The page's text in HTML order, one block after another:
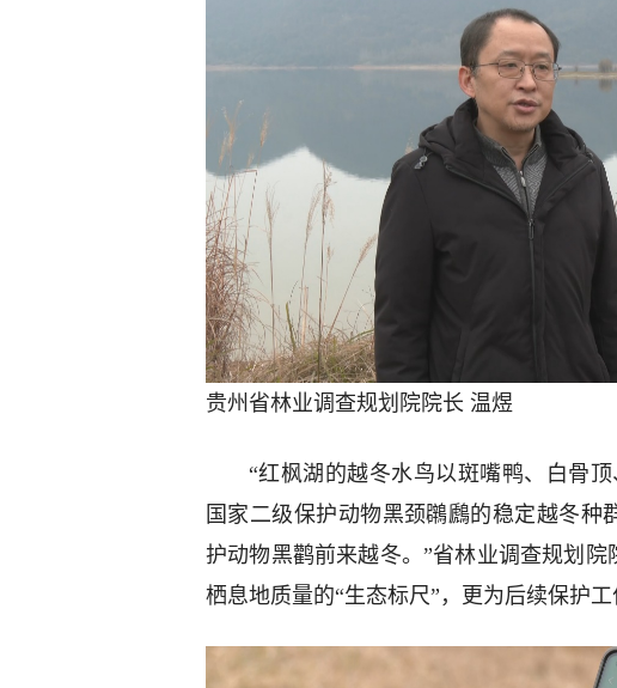
贵州省林业调查规划院院长 温煜
“红枫湖的越冬水鸟以斑嘴鸭、白骨
国家二级保护动物黑颈鸊鷉的稳定越冬种
护动物黑鹳前来越冬。”省林业调查规划
栖息地质量的“生态标尺”，更为后续保护工